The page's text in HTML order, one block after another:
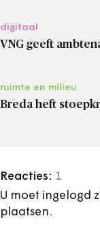
digitaal
VNG geeft
ruimte en milieu
Breda heft
Reacties: 1
U moet ingelogd
plaatsen.